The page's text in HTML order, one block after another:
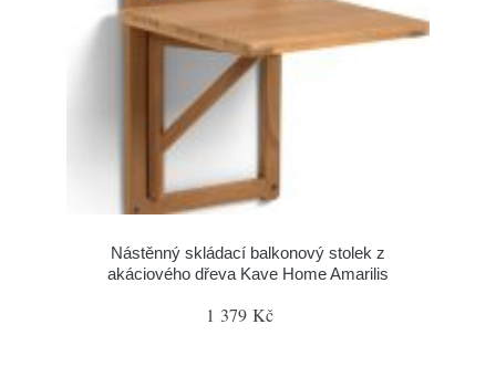
Nástěnný skládací balkonový stolek z
akáciového dřeva Kave Home Amarilis
1 379 Kč